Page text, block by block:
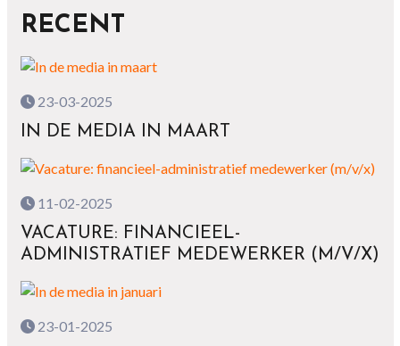
RECENT
23-03-2025
IN DE MEDIA IN MAART
11-02-2025
VACATURE: FINANCIEEL-
ADMINISTRATIEF MEDEWERKER (M/V/X)
23-01-2025